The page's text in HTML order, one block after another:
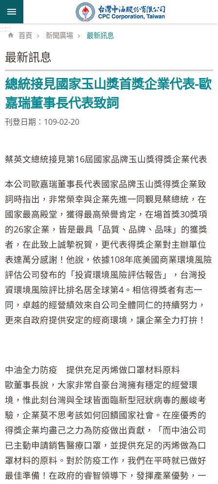
跳到主要內容區塊
::::::
首頁 新聞廣場 最新訊息
最新訊息
總統接見國家玉山獎首獎企業代表-歐
嘉瑞董事長代表致詞
刊登日期：109-02-20
蔡英文總統接見第16屆國家品牌玉山獎得獎企業代表
本公司歐嘉瑞董事長代表國家品牌玉山獎得獎企業致
詞時指出，非常榮幸與企業先進一同覲見蔡總統，在
國家最高殿堂，獲得最高榮譽肯定，在場首獎30獎項
的26家企業，皆是最具「品質、品牌、品味」的獲獎
者，在此致上誠摯祝賀，更代表得獎企業對主辦單位
表達萬分感謝！他說，依據108年底美國商業環境風險
評估公司發布的「投資環境風險評估報告」，台灣投
資環境風險評比排名居全球第4。相信得獎者有志一
同，卓越的經營績效來自公司全體同仁的持續努力，
更來自政府提供安定的經商環境，讓企業全力打拚！
中油全力防疫 提供充足丙烯做口罩材料原料
歐董事長說，大家非常自豪台灣擁有穩定的經營環
境，惟此刻台灣與全球皆面臨新型冠狀病毒的嚴峻考
驗，企業莫不思考該如何回饋國家社會。在座優秀的
得獎企業均盡己之力為防疫做出貢獻，「而中油公司
已主動申請銷售醫療口罩，並提供充足的丙烯做為口
罩材料的原料。對於防疫工作，我們在平時就已做好
最佳準備！在政府的睿智領導下，發揮產業優勢，一